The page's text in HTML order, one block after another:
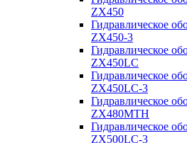
ZX450
Гидравлическое
ZX450-3
Гидравлическое
ZX450LC
Гидравлическое
ZX450LC-3
Гидравлическое
ZX480MTH
Гидравлическое
ZX500LC-3